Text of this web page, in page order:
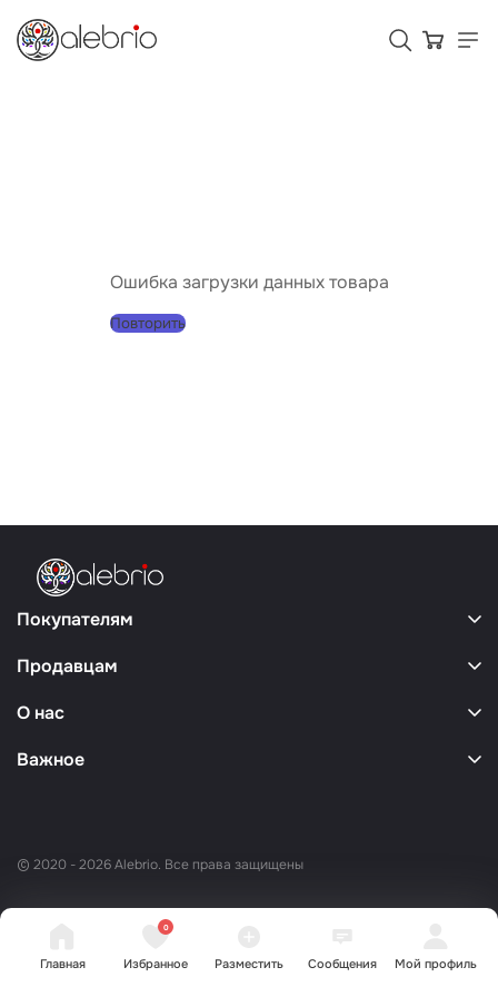
Аксессуары
Для кого Alebrio
Главная
0
Избранное Разместить Сообщения Мой профиль
Ошибка загрузки данных товара
Повторить
Покупателям
Продавцам
О нас
Важное
© 2020 - 2026 Alebrio. Все права защищены